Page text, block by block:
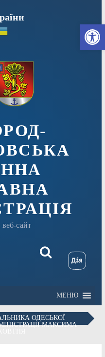
сайт
МЕНЮ
ОДЕСЬКОЇ
МАКСИМА